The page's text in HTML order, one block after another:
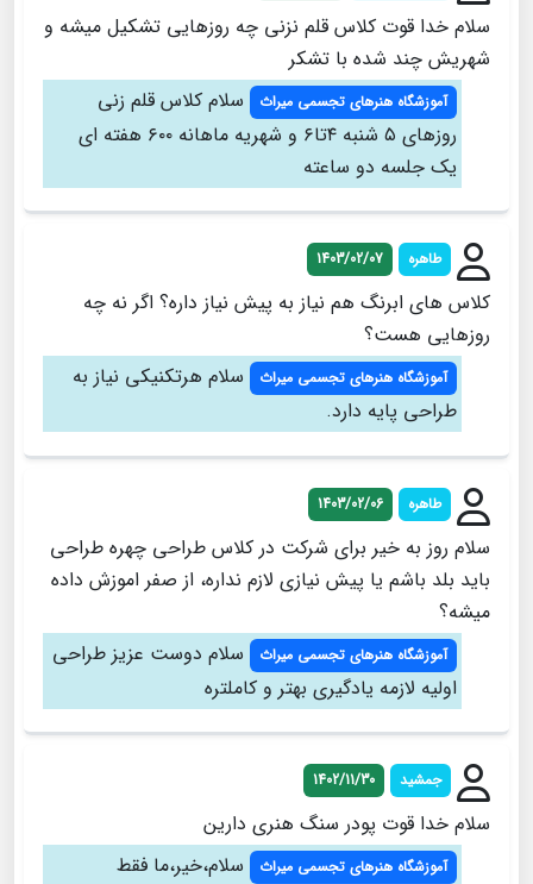
سلام خدا قوت کلاس قلم نزنی چه روزهایی تشکیل میشه و
شهریش چند شده با تشکر
آموزشگاه هنرهای تجسمی میراث
سلام کلاس قلم زنی
روزهای ۵ شنبه ۴تا۶ و شهریه ماهانه ۶۰۰ هفته ای
یک جلسه دو ساعته
طاهره 1403/02/07
کلاس های ابرنگ هم نیاز به پیش نیاز داره؟ اگر نه چه
روزهایی هست؟
آموزشگاه هنرهای تجسمی میراث
سلام هرتکنیکی نیاز به
طراحی پایه دارد.
طاهره 1403/02/06
سلام روز به خیر برای شرکت در کلاس طراحی چهره طراحی
باید بلد باشم یا پیش نیازی لازم نداره، از صفر اموزش داده
میشه؟
آموزشگاه هنرهای تجسمی میراث
سلام دوست عزیز طراحی
اولیه لازمه یادگیری بهتر و کاملتره
جمشید 1402/11/30
سلام خدا قوت پودر سنگ هنری دارین
آموزشگاه هنرهای تجسمی میراث
سلام،خیر،ما فقط